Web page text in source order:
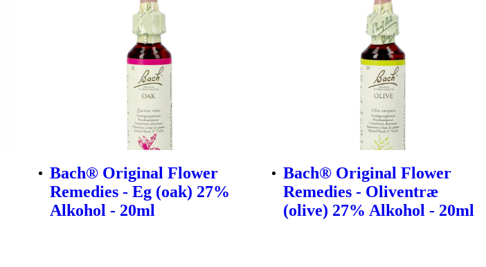
Bach® Original Flower
Remedies - Eg (oak) 27%
Alkohol - 20ml
Bach® Original Flower
Remedies - Oliventræ
(olive) 27% Alkohol - 20ml